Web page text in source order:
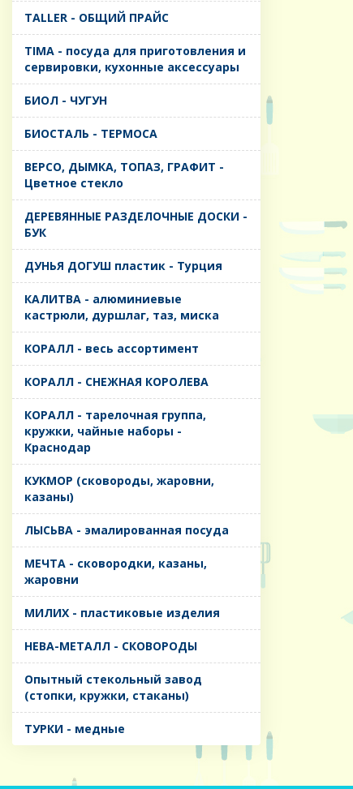
TALLER - ОБЩИЙ ПРАЙС
TIMA - посуда для приготовления и
сервировки, кухонные аксессуары
БИОЛ - ЧУГУН
БИОСТАЛЬ - ТЕРМОСА
ВЕРСО, ДЫМКА, ТОПАЗ, ГРАФИТ -
Цветное стекло
ДЕРЕВЯННЫЕ РАЗДЕЛОЧНЫЕ ДОСКИ -
БУК
ДУНЬЯ ДОГУШ пластик - Турция
КАЛИТВА - алюминиевые
кастрюли, дуршлаг, таз, миска
КОРАЛЛ - весь ассортимент
КОРАЛЛ - СНЕЖНАЯ КОРОЛЕВА
КОРАЛЛ - тарелочная группа,
кружки, чайные наборы -
Краснодар
КУКМОР (сковороды, жаровни,
казаны)
ЛЫСЬВА - эмалированная посуда
МЕЧТА - сковородки, казаны,
жаровни
МИЛИХ - пластиковые изделия
НЕВА-МЕТАЛЛ - СКОВОРОДЫ
Опытный стекольный завод
(стопки, кружки, стаканы)
ТУРКИ - медные